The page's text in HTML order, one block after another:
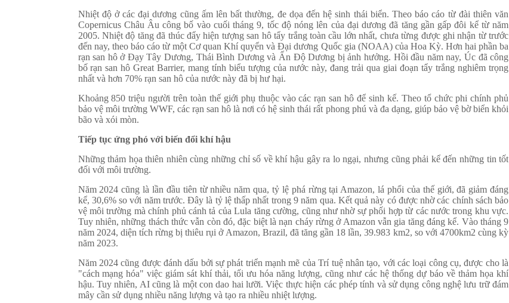
Nhiệt độ ở các đại dương cũng ấm lên bất thường, đe dọa đến hệ sinh thái biển. Theo báo cáo từ đài thiên văn
Copernicus Châu Âu công bố vào cuối tháng 9, tốc độ nóng lên của đại dương đã tăng gần gấp đôi kể từ năm
2005. Nhiệt độ tăng đã thúc đẩy hiện tượng san hô tẩy trắng toàn cầu lớn nhất, chưa từng được ghi nhận từ trước
đến nay, theo báo cáo từ một Cơ quan Khí quyển và Đại dương Quốc gia (NOAA) của Hoa Kỳ. Hơn hai phần ba
rạn san hô ở Đạy Tây Dương, Thái Bình Dương và Ấn Độ Dương bị ảnh hưởng. Hồi đầu năm nay, Úc đã công
bố rạn san hô Great Barrier, mang tính biểu tượng của nước này, đang trải qua giai đoạn tẩy trắng nghiêm trọng
nhất và hơn 70% rạn san hô của nước này đã bị hư hại.
Khoảng 850 triệu người trên toàn thế giới phụ thuộc vào các rạn san hô để sinh kế. Theo tổ chức phi chính phủ
bảo vệ môi trường WWF, các rạn san hô là nơi có hệ sinh thái rất phong phú và đa dạng, giúp bảo vệ bờ biển khỏi
bão và xói mòn.
Tiếp tục ứng phó với biến đổi khí hậu
Những thảm họa thiên nhiên cùng những chỉ số về khí hậu gây ra lo ngại, nhưng cũng phải kể đến những tin tốt
đối với môi trường.
Năm 2024 cũng là lần đầu tiên từ nhiều năm qua, tỷ lệ phá rừng tại Amazon, lá phổi của thế giới, đã giảm đáng
kể, 30,6% so với năm trước. Đây là tỷ lệ thấp nhất trong 9 năm qua. Kết quả này có được nhờ các chính sách bảo
vệ môi trường mà chính phủ cánh tả của Lula tăng cường, cũng như nhờ sự phối hợp từ các nước trong khu vực.
Tuy nhiên, những thách thức vẫn còn đó, đặc biệt là nạn cháy rừng ở Amazon vẫn gia tăng đáng kể. Vào tháng 9
năm 2024, diện tích rừng bị thiêu rụi ở Amazon, Brazil, đã tăng gần 18 lần, 39.983 km2, so với 4700km2 cùng kỳ
năm 2023.
Năm 2024 cũng được đánh dấu bởi sự phát triển mạnh mẽ của Trí tuệ nhân tạo, với các loại công cụ, được cho là
"cách mạng hóa" việc giám sát khí thải, tối ưu hóa năng lượng, cũng như các hệ thống dự báo về thảm họa khí
hậu. Tuy nhiên, AI cũng là một con dao hai lưỡi. Việc thực hiện các phép tính và sử dụng công nghệ lưu trữ đám
mây cần sử dụng nhiều năng lượng và tạo ra nhiều nhiệt lượng.